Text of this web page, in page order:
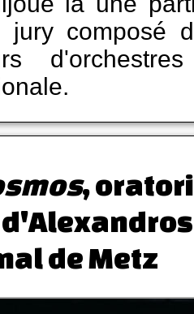
jury composé
,
de Metz